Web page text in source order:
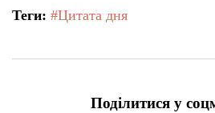
Теги: #Цитата дня
Поділитися у